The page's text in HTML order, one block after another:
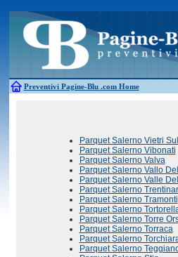
Preventivi Pagine-Blu .com Home
Antifurti
Allarme
Bagni chimici
Edilizia
Caldaie
Falegnami
Canne fumarie
Parquet Salerno Vietri
Parquet Salerno Vibonati
Parquet Salerno Valva
Parquet Salerno Vallo
Parquet Salerno Valle
Parquet Salerno
Parquet Salerno Tramonti
Parquet Salerno
Parquet Salerno Torre
Parquet Salerno Torraca
Parquet Salerno
Parquet Salerno